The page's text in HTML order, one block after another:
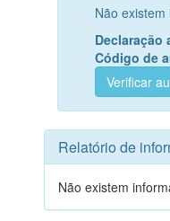
Não
Declaração
Código de
Verificar
Relatório de
Não existem